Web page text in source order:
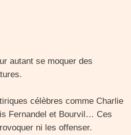
autant se moquer des
célèbres comme Charlie
Fernandel et Bourvil… Ces
ni les offenser.